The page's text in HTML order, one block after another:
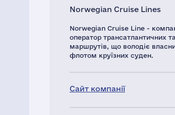
Norwegian Cruise Lines
Norwegian Cruise Line -
оператор трансатлантичних
маршрутів, що володіє
флотом круїзних суден.
Сайт компанії